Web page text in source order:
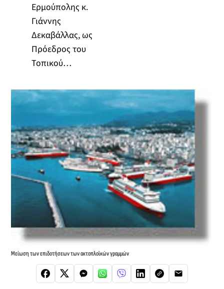
Ερμούπολης κ.
Γιάννης
Δεκαβάλλας, ως
Πρόεδρος του
Τοπικού…
Μείωση των επιδοτήσεων των ακτοπλοϊκών γραμμών